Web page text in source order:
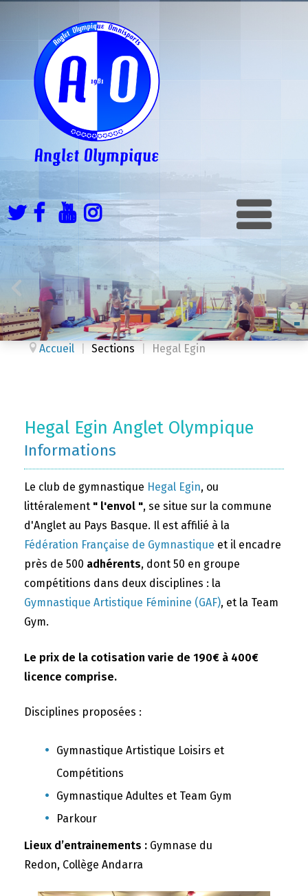
Accueil Sections Hegal Egin
Hegal Egin Anglet Olympique
Informations
Le club de gymnastique Hegal Egin, ou
littéralement " l'envol ", se situe sur la commune
d'Anglet au Pays Basque. Il est affilié à la
Fédération Française de Gymnastique et il encadre
près de 500 adhérents, dont 50 en groupe
compétitions dans deux disciplines : la
Gymnastique Artistique Féminine (GAF), et la Team
Gym.
Le prix de la cotisation varie de 190€ à 400€
licence comprise.
Disciplines proposées :
Gymnastique Artistique Loisirs et
Compétitions
Gymnastique Adultes et Team Gym
Parkour
Lieux d’entrainements : Gymnase du
Redon, Collège Andarra